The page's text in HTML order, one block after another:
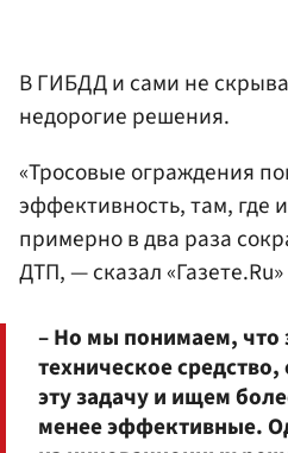
В ГИБДД и сами не
недорогие решения.
«Тросовые ограждения
эффективность, там, где
примерно в два раза
ДТП, — сказал
– Но мы понимаем, что
техническое
эту задачу и ищем
менее эффективные.